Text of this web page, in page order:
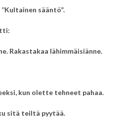
sääntö”.
Rakastakaa lähimmäisiänne.
kun olette tehneet pahaa.
sitä teiltä pyytää.